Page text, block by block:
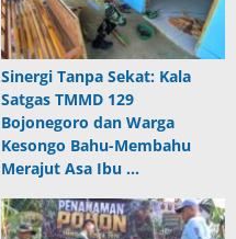
Sinergi Tanpa Sekat: Kala
Satgas TMMD 129
Bojonegoro dan Warga
Kesongo Bahu-Membahu
Merajut Asa Ibu …